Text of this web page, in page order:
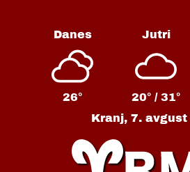
Danes
26°
Jutri
20° / 31°
Kranj, 7. avgust